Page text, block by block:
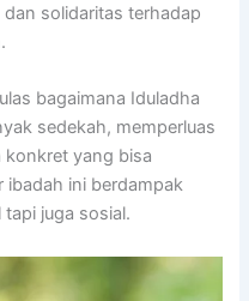
solidaritas terhadap
bagaimana Iduladha
sedekah, memperluas
konkret yang bisa
ibadah ini berdampak
juga sosial.